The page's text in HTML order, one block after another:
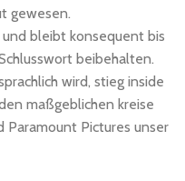
gewesen.
bleibt konsequent bis
beibehalten.
wird, stieg inside
maßgeblichen kreise
Paramount Pictures unser